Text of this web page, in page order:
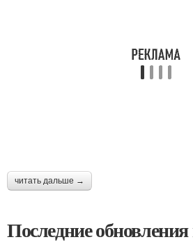
читать дальше →
Последние обновления